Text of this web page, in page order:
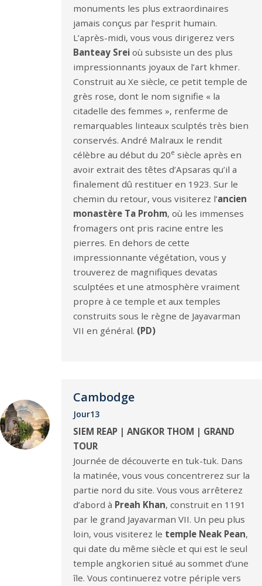
monuments les plus extraordinaires
jamais conçus par l’esprit humain.
L’après-midi, vous vous dirigerez vers
Banteay Srei où subsiste un des plus
impressionnants joyaux de l’art khmer.
Construit au Xe siècle, ce petit temple de
grès rose, dont le nom signifie « la
citadelle des femmes », renferme de
remarquables linteaux sculptés très bien
conservés. André Malraux le rendit
célèbre au début du 20e siècle après en
avoir extrait des têtes d’Apsaras qu’il a
finalement dû restituer en 1923. Sur le
chemin du retour, vous visiterez l’ancien
monastère Ta Prohm, où les immenses
fromagers ont pris racine entre les
pierres. En dehors de cette
impressionnante végétation, vous y
trouverez de magnifiques devatas
sculptées et une atmosphère vraiment
propre à ce temple et aux temples
construits sous le règne de Jayavarman
VII en général. (PD)
Cambodge
Jour13
SIEM REAP | ANGKOR THOM | GRAND
TOUR
Journée de découverte en tuk-tuk. Dans
la matinée, vous vous concentrerez sur la
partie nord du site. Vous vous arrêterez
d’abord à Preah Khan, construit en 1191
par le grand Jayavarman VII. Un peu plus
loin, vous visiterez le temple Neak Pean,
qui date du même siècle et qui est le seul
temple angkorien situé au sommet d’une
île. Vous continuerez votre périple vers